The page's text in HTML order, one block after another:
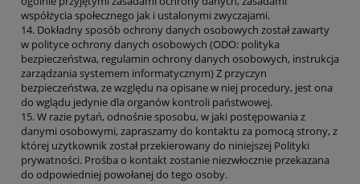
współżycia społecznego jak i ustalonymi zwyczajami.
14. Dokładny sposób ochrony danych osobowych został zawarty
w polityce ochrony danych osobowych (ODO: polityka
bezpieczeństwa, regulamin ochrony danych osobowych, instrukcja
zarządzania systemem informatycznym) Z przyczyn
bezpieczeństwa, ze względu na opisane w niej procedury, jest ona
do wglądu jedynie dla organów kontroli państwowej.
15. W razie pytań, odnośnie sposobu, w jaki postępowania z
danymi osobowymi, zapraszamy do kontaktu za pomocą strony, z
której użytkownik został przekierowany do niniejszej Polityki
prywatności. Prośba o kontakt zostanie niezwłocznie przekazana
do odpowiedniej powołanej do tego osoby.